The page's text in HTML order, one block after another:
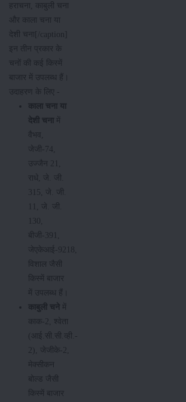
हराचना, काबुली चना
और काला चना या
देशी चना[/caption]
इन तीन प्रकार के
चनों की कई किस्में
बाजार में उपलब्ध हैं।
उदाहरण के लिए -
काला चना या
देशी चना में
वैभव,
जेजी-74,
उज्जैन 21,
राधे, जे. जी.
315, जे. जी.
130,
बीजी-391,
जेएकेआई-9218,
विशाल जैसी
किस्में बाजार
में उपलब्ध हैं।
काबुली चने में
काक-2, श्वेता
(आई.सी.सी.व्ही.-
2), जेजीके-2,
मेक्सीकन
बोल्ड जैसी
किस्में बाजार